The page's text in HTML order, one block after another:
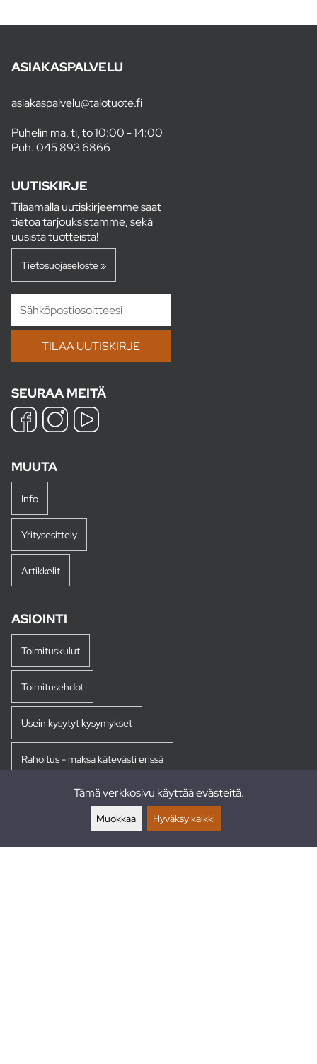
ASIAKASPALVELU
asiakaspalvelu@talotuote.fi
Puhelin ma, ti, to 10:00 - 14:00
Puh.045 893 6866
UUTISKIRJE
Tilaamalla uutiskirjeemme saat
tietoa tarjouksistamme, sekä
uusista tuotteista!
Tietosuojaseloste »
SEURAA MEITÄ
MUUTA
Info
Yritysesittely
Artikkelit
ASIOINTI
Toimituskulut
Toimitusehdot
Usein kysytyt kysymykset
Rahoitus - maksa kätevästi erissä
Tämä verkkosivu käyttää evästeitä.
Muokkaa Hyväksy kaikki